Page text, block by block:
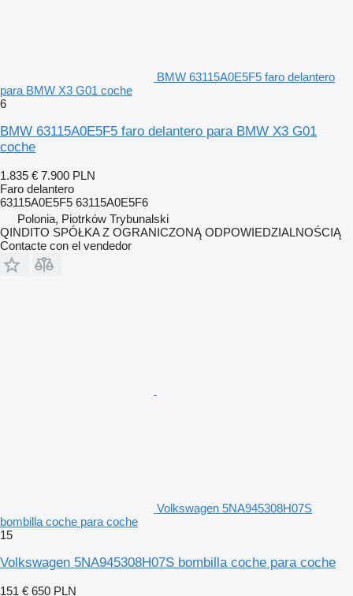
BMW 63115A0E5F5 faro delantero
para BMW X3 G01 coche
6
BMW 63115A0E5F5 faro delantero para BMW X3 G01
coche
1.835 € 7.900 PLN
Faro delantero
63115A0E5F5 63115A0E5F6
Polonia, Piotrków Trybunalski
QINDITO SPÓŁKA Z OGRANICZONĄ ODPOWIEDZIALNOŚCIĄ
Contacte con el vendedor
Volkswagen 5NA945308H07S
bombilla coche para coche
15
Volkswagen 5NA945308H07S bombilla coche para coche
151 € 650 PLN